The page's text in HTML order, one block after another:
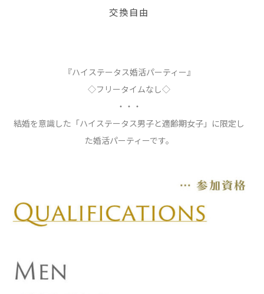
交換自由
『ハイステータス婚活パーティー』
◇フリータイムなし◇
・・・
結婚を意識した「ハイステータス男子と適齢期女子」に限定し
た婚活パーティーです。